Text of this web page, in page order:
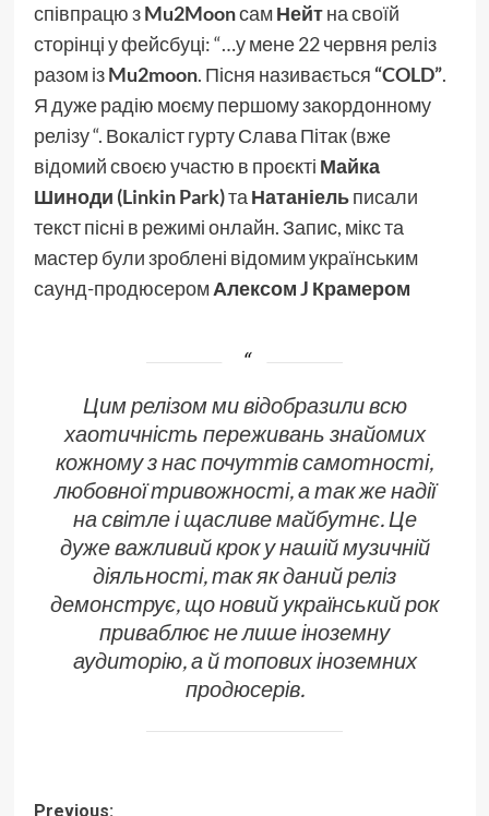
співпрацю зMu2MoonсамНейтна своїй
сторінці у фейсбуці: “…у мене 22 червня реліз
разом ізMu2moon. Пісня називається “COLD”.
Я дуже радію моєму першому закордонному
релізу “. Вокаліст гурту Слава Пітак (вже
відомий своєю участю в проєкті Майка
Шиноди (Linkin Park)та Натаніельписали
текст пісні в режимі онлайн. Запис, мікс та
мастер були зроблені відомим українським
саунд-продюсеромАлексом J Крамером
Цим релізом ми відобразили всю
хаотичність переживань знайомих
кожному з нас почуттів самотності,
любовної тривожності, а так же надії
на світле і щасливе майбутнє. Це
дуже важливий крок у нашій музичній
діяльності, так як даний реліз
демонструє, що новий український рок
приваблює не лише іноземну
аудиторію, а й топових іноземних
продюсерів.
Previous: